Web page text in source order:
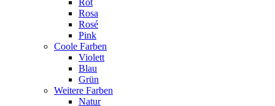
Rot
Rosa
Rosé
Pink
Coole Farben
Violett
Blau
Grün
Weitere Farben
Natur